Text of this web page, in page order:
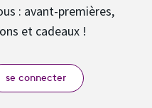
: avant-premières,
et cadeaux !
se connecter